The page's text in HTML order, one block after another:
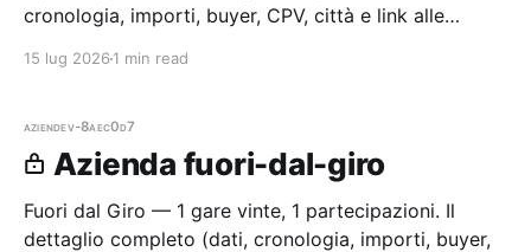
cronologia, importi, buyer, CPV, città e link alle
15 lug 2026 1 min read
aziendev-8aec0d7
Azienda fuori-dal-giro
Fuori dal Giro — 1 gare vinte, 1 partecipazioni. Il
dettaglio completo (dati, cronologia, importi, buyer,